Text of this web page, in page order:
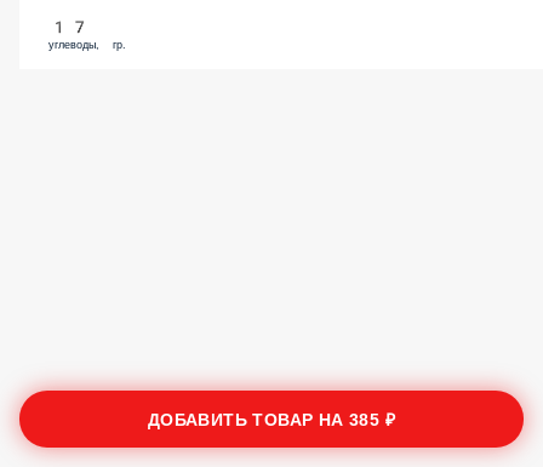
17
углеводы, гр.
ДОБАВИТЬ ТОВАР НА385 ₽